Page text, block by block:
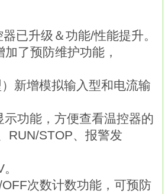
已升级＆功能/性能提升。
了预防维护功能，
新增模拟输入型和电流输
功能，方便查看温控器的
RUN/STOP、报警发
次数计数功能，可预防